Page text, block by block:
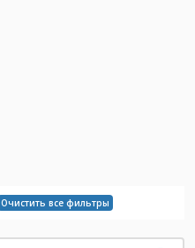
Очистить все фильтры